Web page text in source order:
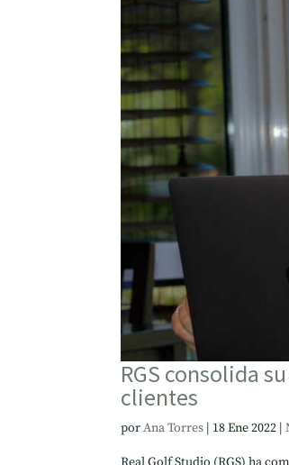
RGS consolida
clientes
porAna Torres | 18 Ene 2022 |